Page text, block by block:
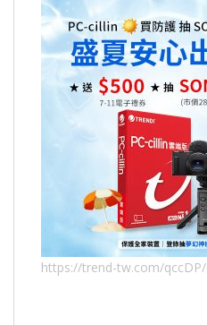
https://trend-tw.com/